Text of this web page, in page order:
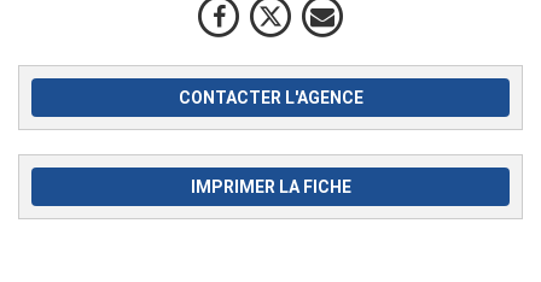
CONTACTER L'AGENCE
IMPRIMER LA FICHE